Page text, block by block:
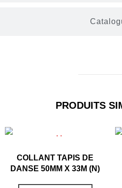
PRODUITS
COLLANT TAPIS DE
DANSE 50MM X 33M (N)